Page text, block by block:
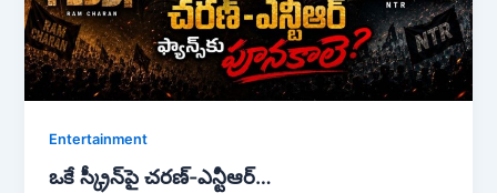
Entertainment
ఒకే స్క్రీన్‌పై చరణ్-ఎన్టీఆర్…